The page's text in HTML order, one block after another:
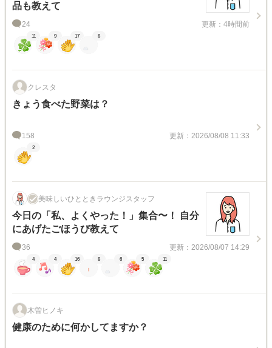
品も教えて
24 更新：4時間前
11 9 17 8
クレスタ
きょう食べた野菜は？
158 更新：2026/08/08 11:33
2
美味しいひとときラウンジスタッフ
今日の「私、よくやった！」集合〜！ 自分
にあげたごほうび教えて
36 更新：2026/08/07 14:29
4 4 16 8 6 5 11
木曽ヒノキ
健康のために何かしてますか？